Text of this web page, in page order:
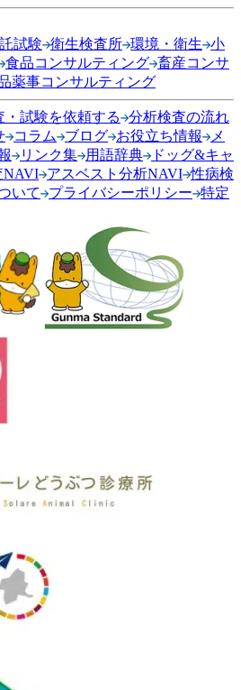
試験 衛生検査所 環境・衛生 小
食品コンサルティング 畜産コンサ
薬事コンサルティング
・試験を依頼する
分析検査の流れ
コラム ブログ お役立ち情報
メ
リンク集 用語辞典
ドッグ&キャ
NAVI アスベスト分析NAVI 性病検
いて プライバシーポリシー 特定